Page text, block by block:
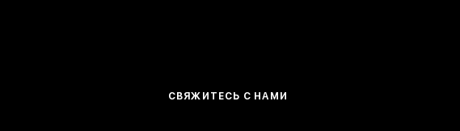
СВЯЖИТЕСЬ С НАМИ